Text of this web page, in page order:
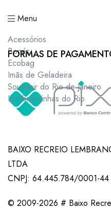
Menu
Acessórios
Bonés
Ecobag
Imãs de Geladeira
Souvenir do Rio de Janeiro
Lembrancinhas do Rio
FORMAS DE
BAIXO RECREIO
LTDA
CNPJ: 64.445.784/0001-44
© 2009-2026 # Baixo